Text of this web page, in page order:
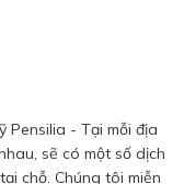
Pensilia - Tại mỗi địa
sẽ có một số dịch
chỗ. Chúng tôi miễn